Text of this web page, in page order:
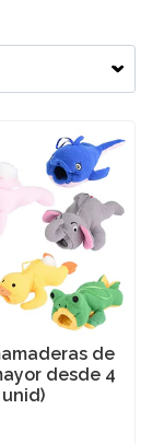
de
desde 4
unid)